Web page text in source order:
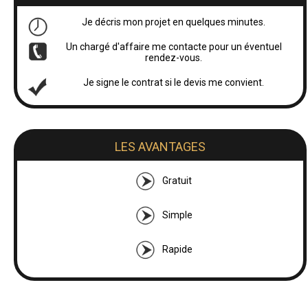
Je décris mon projet en quelques minutes.
Un chargé d'affaire me contacte pour un éventuel
rendez-vous.
Je signe le contrat si le devis me convient.
LES AVANTAGES
Gratuit
Simple
Rapide